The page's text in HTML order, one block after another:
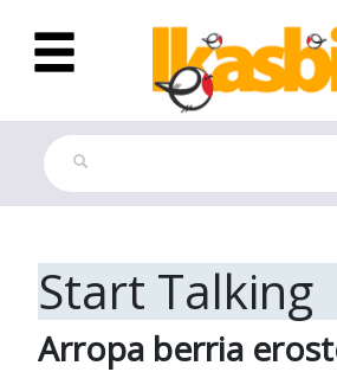
Skip to Main Content
Start Talking
Arropa berria